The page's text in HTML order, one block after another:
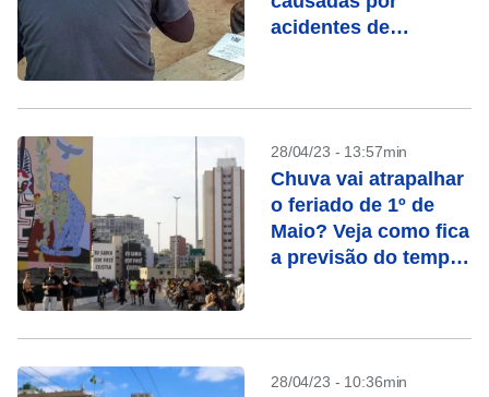
acidentes de
28/04/23 - 13:57min
Chuva vai atrapalhar
o feriado de 1º de
Maio? Veja como fica
a previsão do tempo
28/04/23 - 10:36min